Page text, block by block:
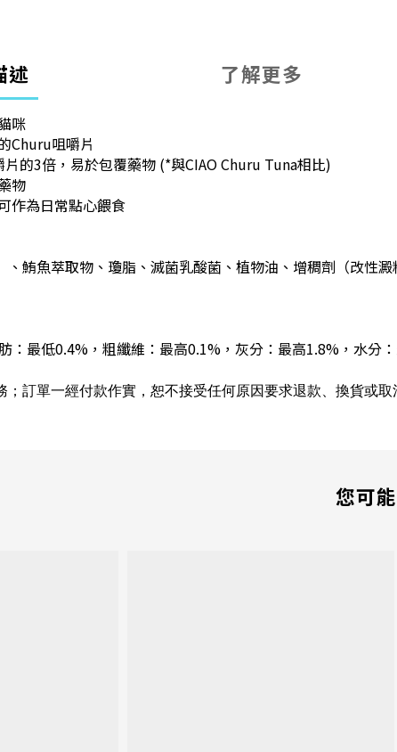
述 了解更多
咪
Churu咀嚼片
的3倍，易於包覆藥物 (*與CIAO Churu Tuna相比)
物
作為日常點心餵食
、鮪魚萃取物、瓊脂、滅菌乳酸菌、植物油、增稠劑（改性
：最低0.4%，粗纖維：最高0.1%，灰分：最高1.8%，水分
；訂單一經付款作實，恕不接受任何原因要求退款、換貨或取
您可